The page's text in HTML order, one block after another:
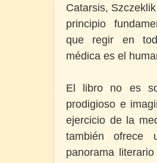
Catarsis,
principio
que regir en
médica es el
El libro no es
prodigioso e
ejercicio de la
también ofrece
panorama